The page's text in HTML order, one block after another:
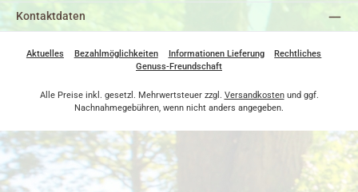
Kontaktdaten
Aktuelles Bezahlmöglichkeiten Informationen Lieferung
Rechtliches
Genuss-Freundschaft
Alle Preise inkl. gesetzl. Mehrwertsteuer zzgl. Versandkostenund ggf.
Nachnahmegebühren, wenn nicht anders angegeben.